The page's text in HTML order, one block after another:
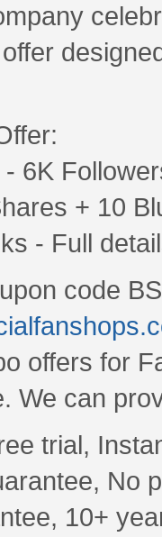
6K
+ 10
- Full
code
offers for
We can
trial,
No
10+